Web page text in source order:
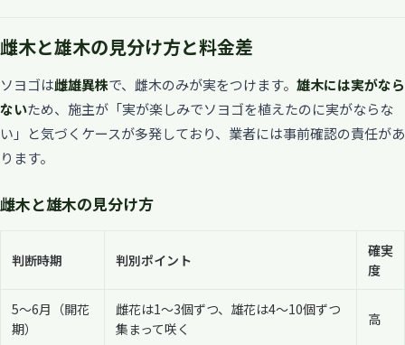
雌木と雄木の見分け方と料金差
ソヨゴは雌雄異株で、雌木のみが実をつけます。 雄木には実がなら
ないため、施主が「実が楽しみでソヨゴを植えたのに実がならな
い」と気づくケースが多発しており、業者には事前確認の責任があ
ります。
雌木と雄木の見分け方
判断時期 判別ポイント
確実
度
5〜6月（開花
期）
雌花は1〜3個ずつ、雄花は4〜10個ずつ
集まって咲く
高